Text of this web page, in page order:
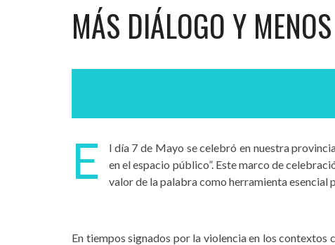
MÁS DIÁLOGO Y
E
l día 7 de Mayo se celebró en nuestra
en el espacio público”. Este marco de
valor de la palabra como herramienta esencial
En tiempos signados por la violencia en los